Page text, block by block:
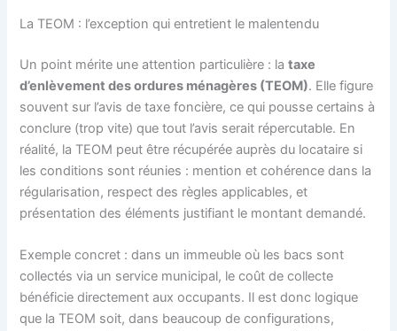
La TEOM : l’exception qui entretient le malentendu
Un point mérite une attention particulière : lataxe
d’enlèvement des ordures ménagères (TEOM). Elle figure
souvent sur l’avis de taxe foncière, ce qui pousse certains à
conclure (trop vite) que tout l’avis serait répercutable. En
réalité, la TEOM peut être récupérée auprès du locataire si
les conditions sont réunies : mention et cohérence dans la
régularisation, respect des règles applicables, et
présentation des éléments justifiant le montant demandé.
Exemple concret : dans un immeuble où les bacs sont
collectés via un service municipal, le coût de collecte
bénéficie directement aux occupants. Il est donc logique
que la TEOM soit, dans beaucoup de configurations,